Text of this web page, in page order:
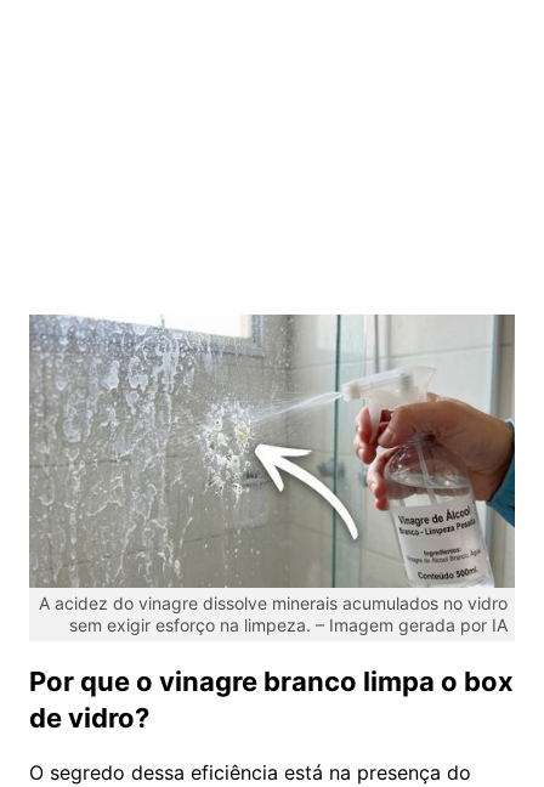
A acidez do vinagre dissolve minerais acumulados no vidro
sem exigir esforço na limpeza. – Imagem gerada por IA
Por que o vinagre branco limpa o box
de vidro?
O segredo dessa eficiência está na presença do